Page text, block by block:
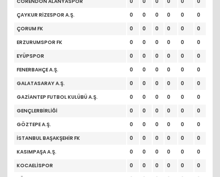
ÇAYKUR RİZESPOR A.Ş.
0 0 0 0 0
0
ÇORUM FK
0 0 0 0 0
0
ERZURUMSPOR FK
0 0 0 0 0
0
EYÜPSPOR
0 0 0 0 0
0
FENERBAHÇE A.Ş.
0 0 0 0 0
0
GALATASARAY A.Ş.
0 0 0 0 0
0
GAZİANTEP FUTBOL KULÜBÜ A.Ş.
0 0 0 0 0
0
GENÇLERBİRLİĞİ
0 0 0 0 0
0
GÖZTEPE A.Ş.
0 0 0 0 0
0
İSTANBUL BAŞAKŞEHİR FK
0 0 0 0 0
0
KASIMPAŞA A.Ş.
0 0 0 0 0
0
KOCAELİSPOR
0 0 0 0 0
0